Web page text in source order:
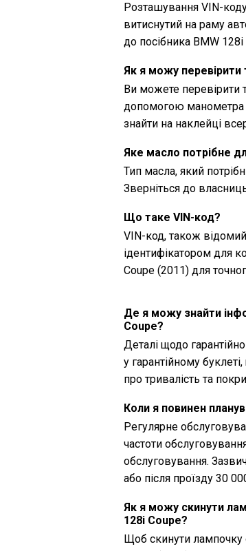
Розташування VIN-
витиснутий на раму
до посібника BMW
Як я можу перевірити
Ви можете перевірити
допомогою манометра
знайти на наклейці
Яке масло потрібне
Тип масла, який
Зверніться до
Що таке VIN-код?
VIN-код, також
ідентифікатором для
Coupe (2011) для
Де я можу знайти
Coupe?
Деталі щодо
у гарантійному
про тривалість та
Коли я повинен
Регулярне
частоти
обслуговування.
або після проїзду 30
Як я можу скинути
128i Coupe?
Щоб скинути лампочку